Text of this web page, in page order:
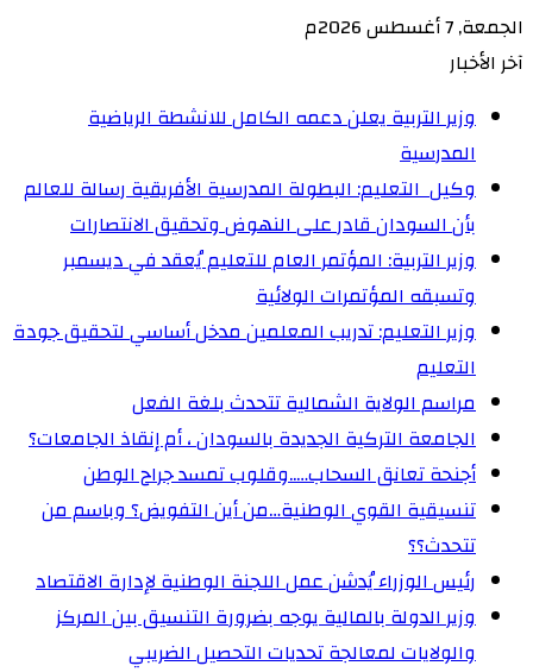
الجمعة, 7 أغسطس 2026م
آخر الأخبار
وزير التربية يعلن دعمه الكامل للانشطة الرياضية
المدرسية
وكيل التعليم: البطولة المدرسية الأفريقية رسالة للعالم
بأن السودان قادر على النهوض وتحقيق الانتصارات
وزير التربية: المؤتمر العام للتعليم يُعقد في ديسمبر
وتسبقه المؤتمرات الولائية
وزير التعليم: تدريب المعلمين مدخل أساسي لتحقيق جودة
التعليم
مراسم الولاية الشمالية تتحدث بلغة الفعل
الجامعة التركية الجديدة بالسودان ، أم إنقاذ الجامعات؟
أجنحة تعانق السحاب…..وقلوب تمسد جراح الوطن
تنسيقية القوي الوطنية…من أين التفويض؟ وباسم من
تتحدث؟؟
رئيس الوزراء يُدشن عمل اللجنة الوطنية لإدارة الاقتصاد
وزير الدولة بالمالية يوجه بضرورة التنسيق بين المركز
والولايات لمعالجة تحديات التحصيل الضريبي‏